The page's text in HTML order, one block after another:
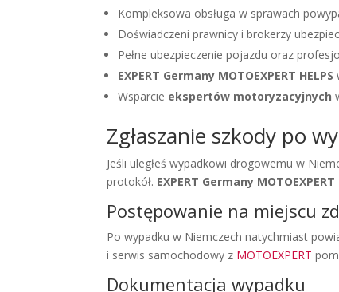
Kompleksowa obsługa w sprawach
Doświadczeni prawnicy i brokerzy
Pełne ubezpieczenie pojazdu oraz
EXPERT Germany MOTOEXPERT HELPS
Wsparcie ekspertów motoryzacyjnych
Zgłaszanie szkody po
Jeśli uległeś wypadkowi drogowemu w
protokół. EXPERT Germany MOTOEXPERT
Postępowanie na miejscu
Po wypadku w Niemczech natychmiast
i serwis samochodowy z MOTOEXPERT
Dokumentacja wypadku